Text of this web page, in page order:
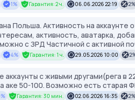
1% Гарантия: 2 ч. 06.06.2026 22:19 2%
Польша. Активность на аккаунте
активность, аватарка,
с ЗРД Частичной с активной
4% Гарантия: 1 ч. 29.05.2026 10:00
аккаунты с живыми другами(рега в
аке 50-100. Возможно есть старая
Гарантия: 30 мин. 02.06.2026 16:35 2%